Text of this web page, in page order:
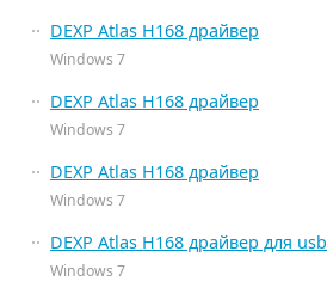
DEXP Atlas H168 драйвер
Windows 7
DEXP Atlas H168 драйвер
Windows 7
DEXP Atlas H168 драйвер
Windows 7
DEXP Atlas H168 драйвер для usb
Windows 7